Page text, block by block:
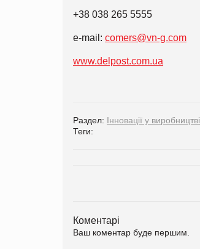
+38 038 265 5555
e-mail: comers@vn-g.com
www.delpost.com.ua
Раздел: Інновації у виробництві
Теги:
Коментарі
Ваш коментар буде першим.